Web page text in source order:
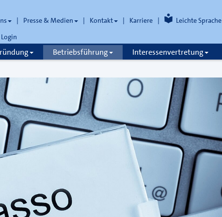
Presse & Medien Kontakt Karriere Leichte Sprache
Login
Betriebsführung Interessenvertretung